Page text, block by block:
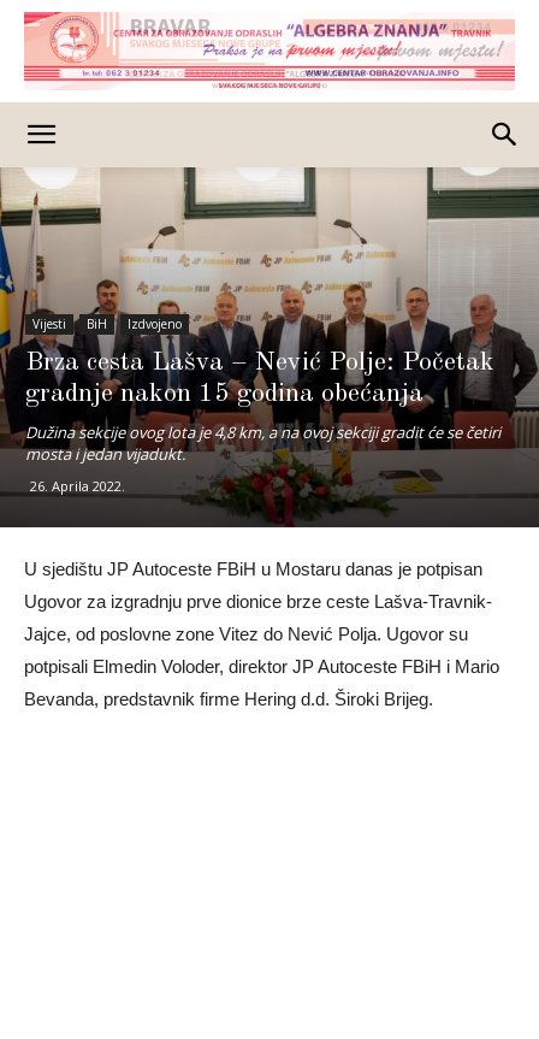
Vijesti BiH Izdvojeno
Brza cesta Lašva – Nević Polje: Početak
gradnje nakon 15 godina obećanja
Dužina sekcije ovog lota je 4,8 km, a na ovoj sekciji gradit će se četiri
mosta i jedan vijadukt.
26. Aprila 2022.
U sjedištu JP Autoceste FBiH u Mostaru danas je potpisan
Ugovor za izgradnju prve dionice brze ceste Lašva-Travnik-
Jajce, od poslovne zone Vitez do Nević Polja. Ugovor su
potpisali Elmedin Voloder, direktor JP Autoceste FBiH i Mario
Bevanda, predstavnik firme Hering d.d. Široki Brijeg.